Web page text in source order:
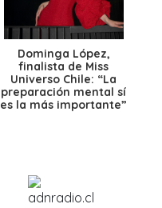
Dominga López,
finalista de Miss
Universo Chile: “La
preparación mental sí
es la más importante”